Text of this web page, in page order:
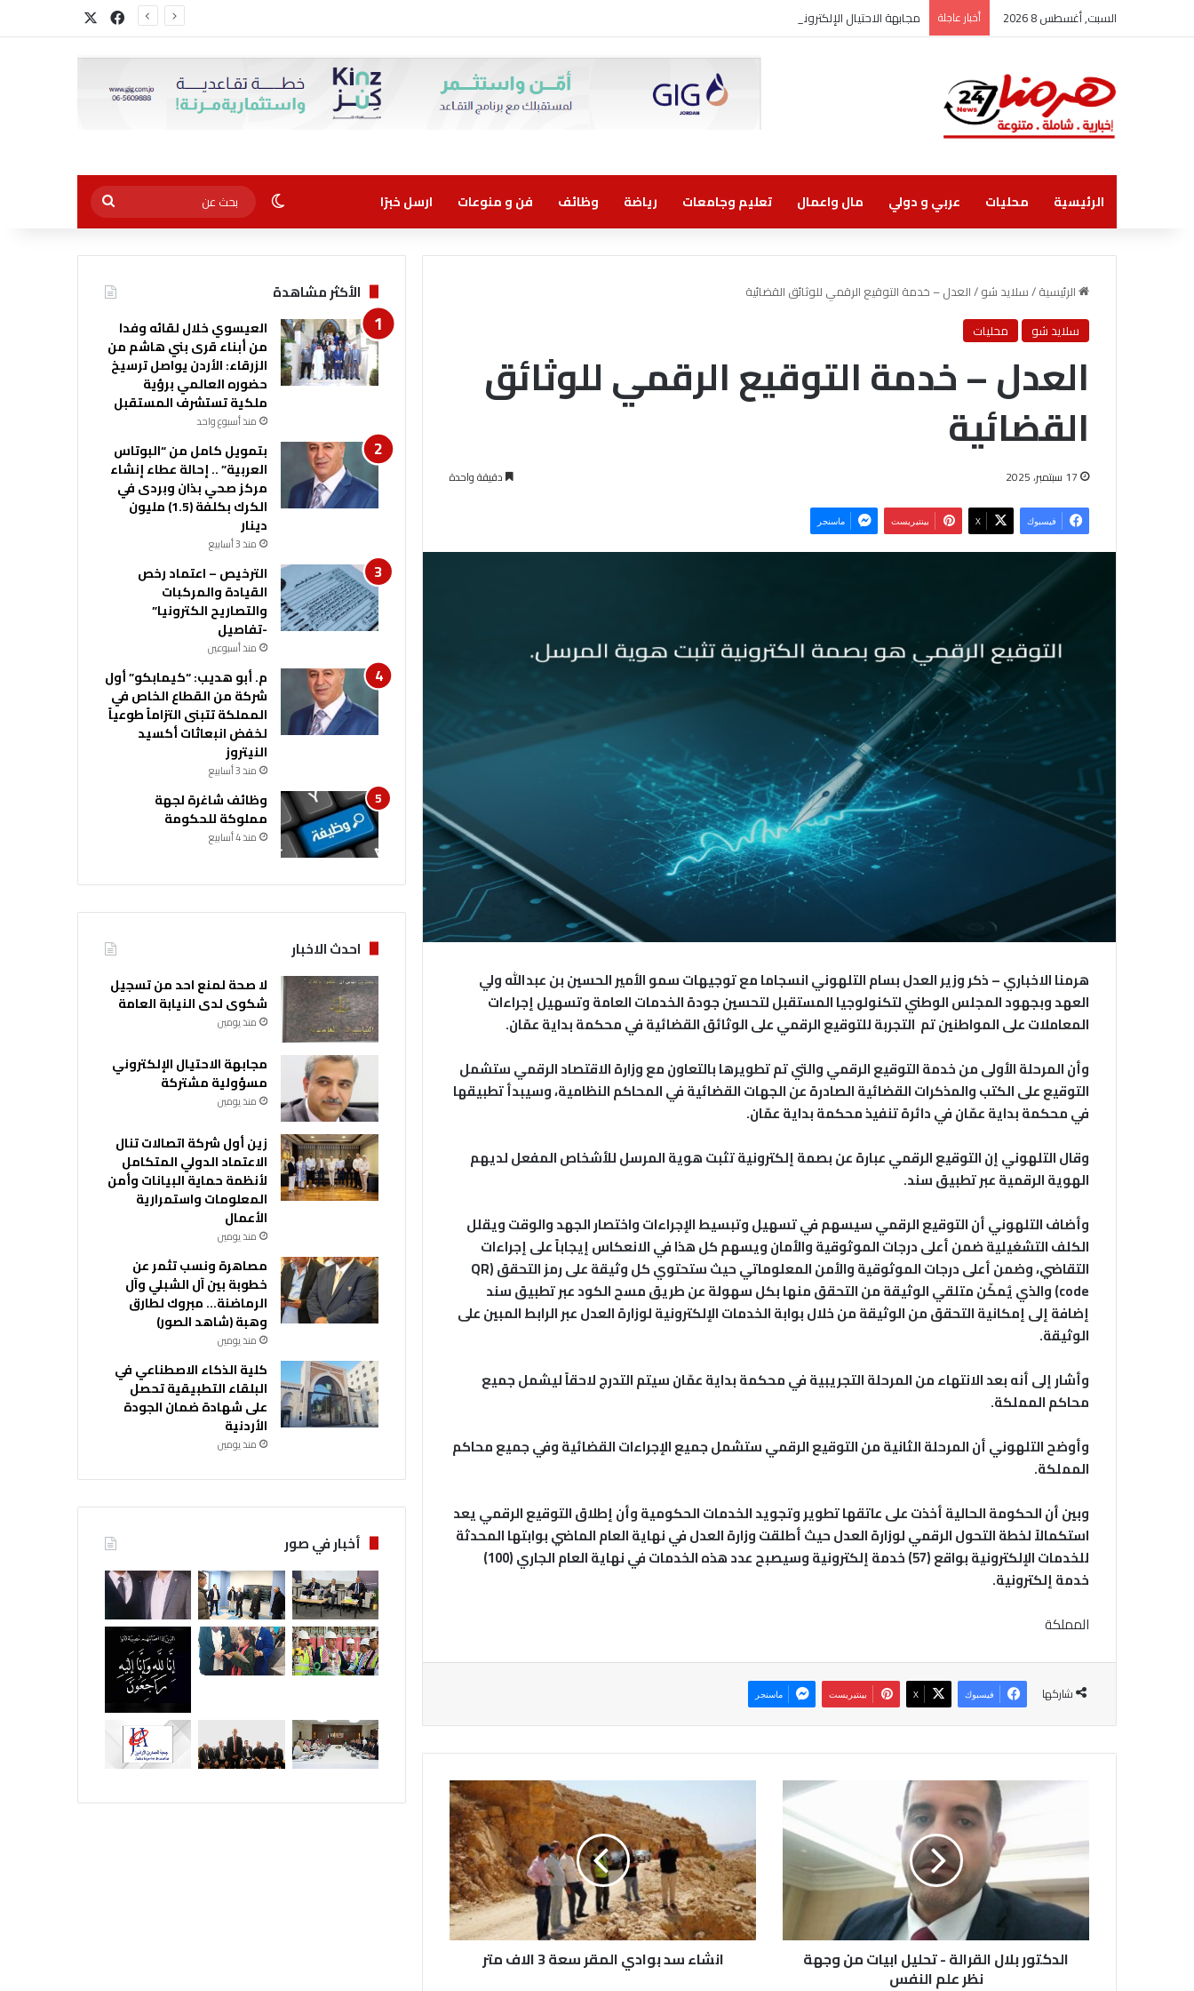
السبت, أغسطس 8 2026 أخبار عاجلة مجابهة الاحتيال الإلكتروني مسؤولية مشتركة فيسبوك
الرئيسية محليات عربي و دولي مال واعمال تعليم وجامعات رياضة وظائف فن و منوعات ارسل خبرًا الوضع المظلم
بحث
عن
الرئيسية/سلايد شو/العدل – خدمة التوقيع الرقمي للوثائق القضائية
سلايد شو
محليات
العدل – خدمة التوقيع الرقمي للوثائق
القضائية
17 سبتمبر، 2025 دقيقة واحدة
فيسبوك ‫X بينتيريست ماسنجر
هرمنا الاخباري – ذكر وزير العدل بسام التلهوني انسجاما مع توجيهات سمو الأمير الحسين بن عبدالله ولي
العهد وبجهود المجلس الوطني لتكنولوجيا المستقبل لتحسين جودة الخدمات العامة وتسهيل إجراءات
المعاملات على المواطنين تم التجربة للتوقيع الرقمي على الوثائق القضائية في محكمة بداية عمّان.
وأن المرحلة الأولى من خدمة التوقيع الرقمي والتي تم تطويرها بالتعاون مع وزارة الاقتصاد الرقمي ستشمل
التوقيع على الكتب والمذكرات القضائية الصادرة عن الجهات القضائية في المحاكم النظامية، وسيبدأ تطبيقها
في محكمة بداية عمّان في دائرة تنفيذ محكمة بداية عمّان.
وقال التلهوني إن التوقيع الرقمي عبارة عن بصمة إلكترونية تثبت هوية المرسل للأشخاص المفعل لديهم
الهوية الرقمية عبر تطبيق سند.
وأضاف التلهوني أن التوقيع الرقمي سيسهم في تسهيل وتبسيط الإجراءات واختصار الجهد والوقت ويقلل
الكلف التشغيلية ضمن أعلى درجات الموثوقية والأمان ويسهم كل هذا في الانعكاس إيجاباً على إجراءات
التقاضي، وضمن أعلى درجات الموثوقية والأمن المعلوماتي حيث ستحتوي كل وثيقة على رمز التحقق (QR
code) والذي يُمكّن متلقي الوثيقة من التحقق منها بكل سهولة عن طريق مسح الكود عبر تطبيق سند
إضافة إلى إمكانية التحقق من الوثيقة من خلال بوابة الخدمات الإلكترونية لوزارة العدل عبر الرابط المبين على
الوثيقة.
وأشار إلى أنه بعد الانتهاء من المرحلة التجريبية في محكمة بداية عمّان سيتم التدرج لاحقاً ليشمل جميع
محاكم المملكة.
وأوضح التلهوني أن المرحلة الثانية من التوقيع الرقمي ستشمل جميع الإجراءات القضائية وفي جميع محاكم
المملكة.
وبين أن الحكومة الحالية أخذت على عاتقها تطوير وتجويد الخدمات الحكومية وأن إطلاق التوقيع الرقمي يعد
استكمالاً لخطة التحول الرقمي لوزارة العدل حيث أطلقت وزارة العدل في نهاية العام الماضي بوابتها المحدثة
للخدمات الإلكترونية بواقع (57) خدمة إلكترونية وسيصبح عدد هذه الخدمات في نهاية العام الجاري (100)
خدمة إلكترونية.
المملكة
شاركها فيسبوك ‫X بينتيريست ماسنجر
ك
و
ر
ب
ل
الدكتور بلال القرالة - تحليل ابيات من وجهة
نظر علم النفس
ا
ء
س
د
ب
و
انشاء سد بوادي المقر سعة 3 الاف متر
الأكثر مشاهدة
العيسوي خلال لقائه وفدا
من أبناء قرى بني هاشم من
الزرقاء: الأردن يواصل ترسيخ
حضوره العالمي برؤية
ملكية تستشرف المستقبل
منذ أسبوع واحد
بتمويل كامل من “البوتاس
العربية” .. إحالة عطاء إنشاء
مركز صحي بذان وبردى في
الكرك بكلفة (1.5) مليون
دينار
منذ 3 أسابيع
الترخيص – اعتماد رخص
القيادة والمركبات
والتصاريح الكترونيا”
-تفاصيل
منذ أسبوعين
م. أبو هديب: “كيمابكو” أول
شركة من القطاع الخاص في
المملكة تتبنى التزاماً طوعياً
لخفض انبعاثات أكسيد
النيتروز
منذ 3 أسابيع
وظائف شاغرة لجهة
مملوكة للحكومة
منذ 4 أسابيع
احدث الاخبار
لا صحة لمنع احد من تسجيل
شكوى لدى النيابة العامة
منذ يومين
مجابهة الاحتيال الإلكتروني
مسؤولية مشتركة
منذ يومين
زين أول شركة اتصالات تنال
الاعتماد الدولي المتكامل
لأنظمة حماية البيانات وأمن
المعلومات واستمرارية
الأعمال
منذ يومين
مصاهرة ونسب تثمر عن
خطوبة بين آل الشبلي وآل
الرماضنة… مبروك لطارق
وهبة (شاهد الصور)
منذ يومين
كلية الذكاء الاصطناعي في
البلقاء التطبيقية تحصل
على شهادة ضمان الجودة
الأردنية
منذ يومين
أخبار في صور